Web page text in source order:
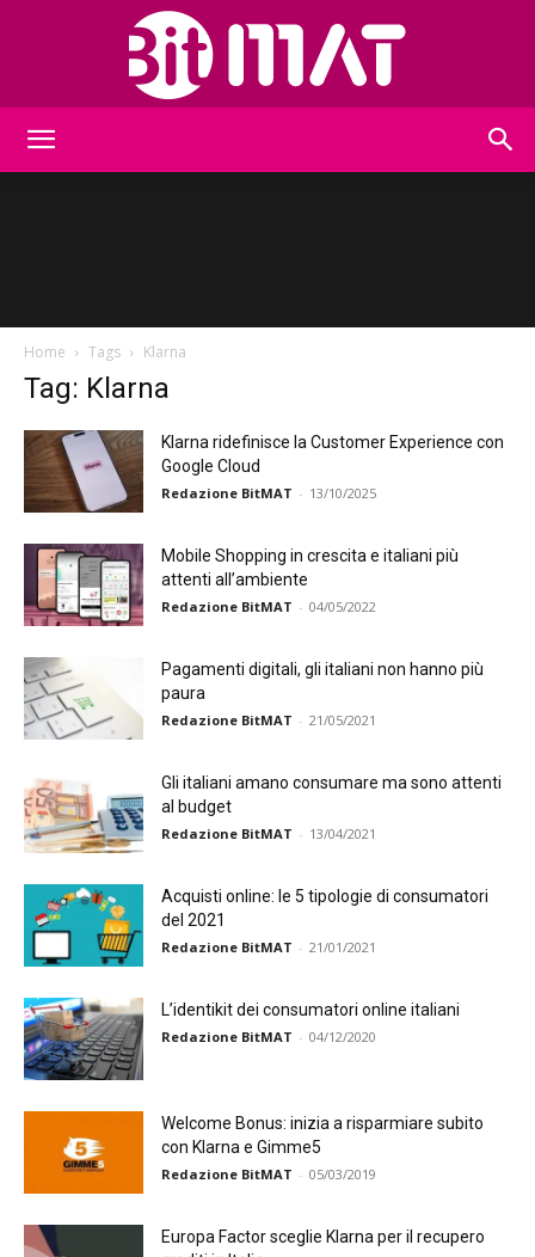
Home Tags Klarna
Tag: Klarna
Klarna ridefinisce la Customer Experience con
Google Cloud
Redazione BitMAT - 13/10/2025
Mobile Shopping in crescita e italiani più
attenti all’ambiente
Redazione BitMAT - 04/05/2022
Pagamenti digitali, gli italiani non hanno più
paura
Redazione BitMAT - 21/05/2021
Gli italiani amano consumare ma sono attenti
al budget
Redazione BitMAT - 13/04/2021
Acquisti online: le 5 tipologie di consumatori
del 2021
Redazione BitMAT - 21/01/2021
L’identikit dei consumatori online italiani
Redazione BitMAT - 04/12/2020
Welcome Bonus: inizia a risparmiare subito
con Klarna e Gimme5
Redazione BitMAT - 05/03/2019
Europa Factor sceglie Klarna per il recupero